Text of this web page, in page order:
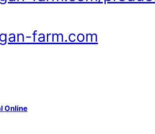
farm.com
Online